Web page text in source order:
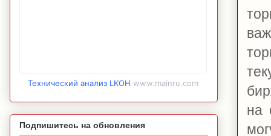
на
Технический анализ LKOH www.mainru.com
Подпишитесь на обновления